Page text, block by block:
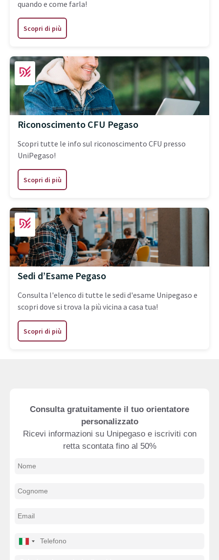
quando e come farla!
Scopri di più
Riconoscimento CFU Pegaso
Scopri tutte le info sul riconoscimento CFU presso
UniPegaso!
Scopri di più
Sedi d’Esame Pegaso
Consulta l'elenco di tutte le sedi d'esame Unipegaso e
scopri dove si trova la più vicina a casa tua!
Scopri di più
Consulta gratuitamente il tuo orientatore
personalizzato
Ricevi informazioni su Unipegaso e iscriviti con
retta scontata fino al 50%